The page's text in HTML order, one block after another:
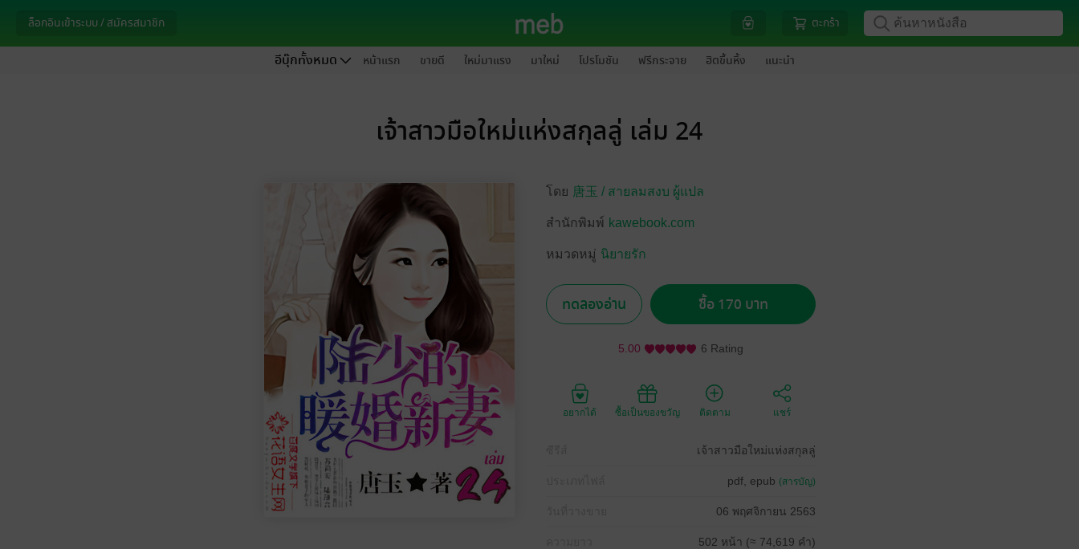
ล็อกอินเข้าระบบ / สมัครสมาชิก ตะกร้า
อีบุ๊กทั้งหมด หน้าแรก ขายดี ใหม่มาแรง มาใหม่ โปรโมชัน ฟรีกระจาย ฮิตขึ้นหิ้ง แนะนำ
เจ้าสาวมือใหม่แห่งสกุลลู่ เล่ม 24
โดย 唐玉 / สายลมสงบ ผู้แปล
สำนักพิมพ์ kawebook.com
หมวดหมู่ นิยายรัก
ทดลองอ่าน ซื้อ 170 บาท
5.00 6 Rating
อยากได้ ซื้อเป็นของขวัญ ติดตาม แชร์
เจ้าสาวมือใหม่แห่งสกุลลู่
pdf, epub (สารบัญ)
06 พฤศจิกายน 2563
502 หน้า (≈ 74,619 คำ)